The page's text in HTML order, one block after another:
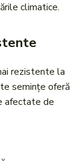
climatice.
rezistente la
semințe oferă
afectate de